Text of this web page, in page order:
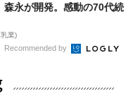
永が開発。感動の70代続
業)
Recommended by